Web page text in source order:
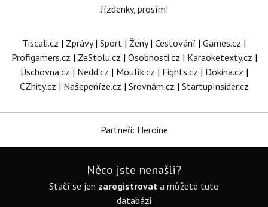
Jízdenky, prosím!
Tiscali.cz | Zprávy| Sport | Ženy| Cestování | Games.cz |
Profigamers.cz | ZeStolu.cz | Osobnosti.cz | Karaoketexty.cz |
Úschovna.cz | Nedd.cz | Moulík.cz | Fights.cz | Dokina.cz |
CZhity.cz | Našepeníze.cz | Srovnám.cz | StartupInsider.cz
Partneři: Heroine
Něco jste nenašli?
Stačí se jen zaregistrovat a můžete tuto
databázi